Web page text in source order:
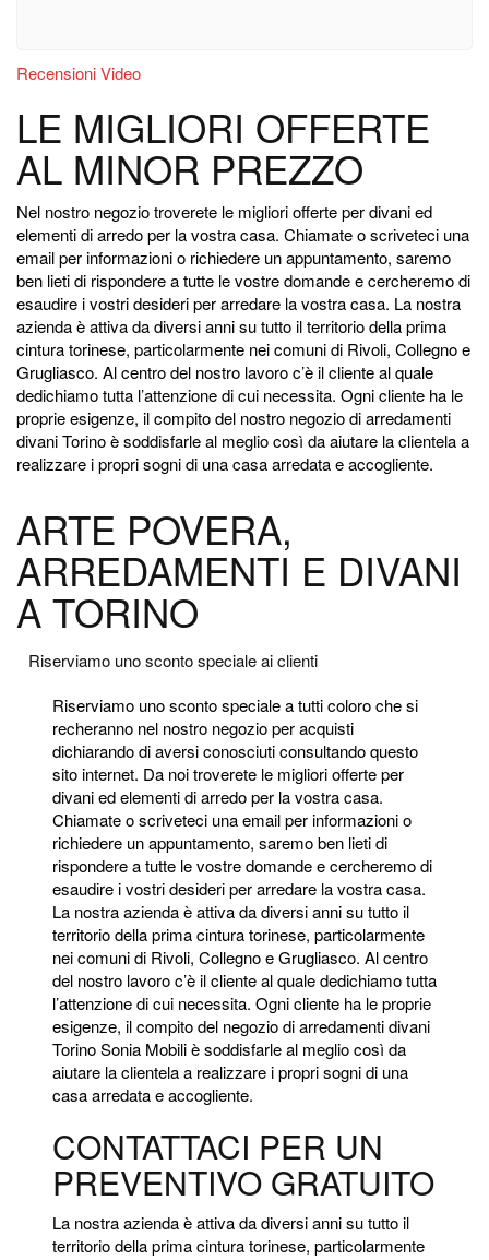
Recensioni Video
LE MIGLIORI OFFERTE
AL MINOR PREZZO
Nel nostro negozio troverete le migliori offerte per divani ed
elementi di arredo per la vostra casa. Chiamate o scriveteci una
email per informazioni o richiedere un appuntamento, saremo
ben lieti di rispondere a tutte le vostre domande e cercheremo di
esaudire i vostri desideri per arredare la vostra casa. La nostra
azienda è attiva da diversi anni su tutto il territorio della prima
cintura torinese, particolarmente nei comuni di Rivoli, Collegno e
Grugliasco. Al centro del nostro lavoro c’è il cliente al quale
dedichiamo tutta l’attenzione di cui necessita. Ogni cliente ha le
proprie esigenze, il compito del nostro negozio di arredamenti
divani Torino è soddisfarle al meglio così da aiutare la clientela a
realizzare i propri sogni di una casa arredata e accogliente.
ARTE POVERA,
ARREDAMENTI E DIVANI
A TORINO
Riserviamo uno sconto speciale ai clienti
Riserviamo uno sconto speciale a tutti coloro che si
recheranno nel nostro negozio per acquisti
dichiarando di aversi conosciuti consultando questo
sito internet. Da noi troverete le migliori offerte per
divani ed elementi di arredo per la vostra casa.
Chiamate o scriveteci una email per informazioni o
richiedere un appuntamento, saremo ben lieti di
rispondere a tutte le vostre domande e cercheremo di
esaudire i vostri desideri per arredare la vostra casa.
La nostra azienda è attiva da diversi anni su tutto il
territorio della prima cintura torinese, particolarmente
nei comuni di Rivoli, Collegno e Grugliasco. Al centro
del nostro lavoro c’è il cliente al quale dedichiamo tutta
l’attenzione di cui necessita. Ogni cliente ha le proprie
esigenze, il compito del negozio di arredamenti divani
Torino Sonia Mobili è soddisfarle al meglio così da
aiutare la clientela a realizzare i propri sogni di una
casa arredata e accogliente.
CONTATTACI PER UN
PREVENTIVO GRATUITO
La nostra azienda è attiva da diversi anni su tutto il
territorio della prima cintura torinese, particolarmente